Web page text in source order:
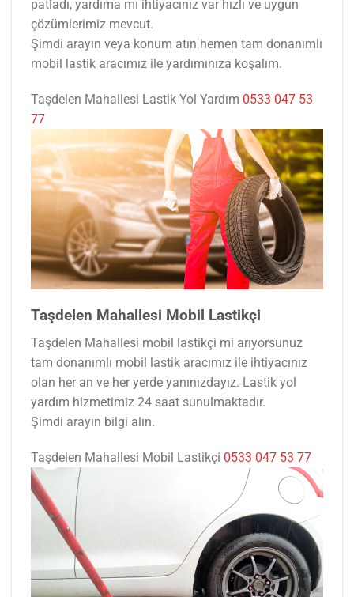
patladı, yardıma mı ihtiyacınız var hızlı ve uygun
çözümlerimiz mevcut.
Şimdi arayın veya konum atın hemen tam donanımlı
mobil lastik aracımız ile yardımınıza koşalım.
Taşdelen Mahallesi Lastik Yol Yardım 0533 047 53
77
Taşdelen Mahallesi Mobil Lastikçi
Taşdelen Mahallesi mobil lastikçi mi arıyorsunuz
tam donanımlı mobil lastik aracımız ile ihtiyacınız
olan her an ve her yerde yanınızdayız. Lastik yol
yardım hizmetimiz 24 saat sunulmaktadır.
Şimdi arayın bilgi alın.
Taşdelen Mahallesi Mobil Lastikçi 0533 047 53 77